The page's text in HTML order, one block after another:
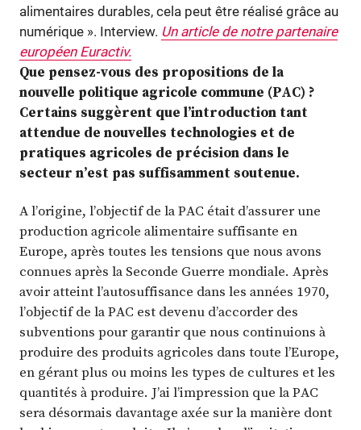
alimentaires durables, cela peut être réalisé grâce au
numérique ». Interview. Un article de notre partenaire
européen Euractiv.
Que pensez-vous des propositions de la
nouvelle politique agricole commune (PAC) ?
Certains suggèrent que l’introduction tant
attendue de nouvelles technologies et de
pratiques agricoles de précision dans le
secteur n’est pas suffisamment soutenue.
A l’origine, l’objectif de la PAC était d’assurer une
production agricole alimentaire suffisante en
Europe, après toutes les tensions que nous avons
connues après la Seconde Guerre mondiale. Après
avoir atteint l’autosuffisance dans les années 1970,
l’objectif de la PAC est devenu d’accorder des
subventions pour garantir que nous continuions à
produire des produits agricoles dans toute l’Europe,
en gérant plus ou moins les types de cultures et les
quantités à produire. J’ai l’impression que la PAC
sera désormais davantage axée sur la manière dont